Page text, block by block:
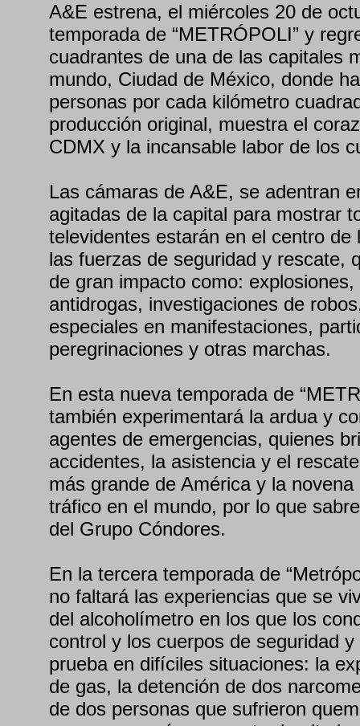
A&E estrena, el miércoles 20 de
temporada de “METRÓPOLI” y
cuadrantes de una de las capitales
mundo, Ciudad de México, donde
personas por cada kilómetro
producción original, muestra el
CDMX y la incansable labor de los
Las cámaras de A&E, se adentran
agitadas de la capital para mostrar
televidentes estarán en el centro de
las fuerzas de seguridad y rescate,
de gran impacto como:
antidrogas, investigaciones de
especiales en manifestaciones,
peregrinaciones y otras marchas.
En esta nueva temporada de
también experimentará la ardua y
agentes de emergencias, quienes
accidentes, la asistencia y el
más grande de América y la
tráfico en el mundo, por lo que
del Grupo Cóndores.
En la tercera temporada de
no faltará las experiencias que se
del alcoholímetro en los que los
control y los cuerpos de seguridad
prueba en difíciles situaciones: la
de gas, la detención de dos
de dos personas que sufrieron